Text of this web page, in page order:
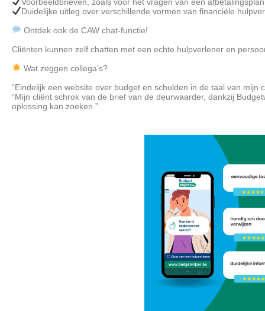
Duidelijke uitleg over verschillende vormen van financiële
Ontdek ook de CAW chat-functie!
Cliënten kunnen zelf chatten met een echte hulpverlener en
Wat zeggen collega’s?
“Eindelijk een website over budget en schulden in de taal van mijn
“Mijn cliënt schrok van de brief van de deurwaarder, dankzij
oplossing kan zoeken.”